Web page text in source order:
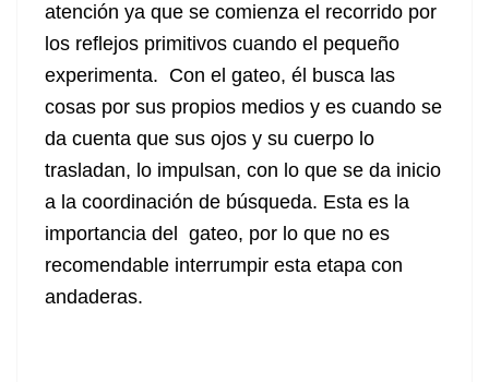
atención ya que se comienza el recorrido por
los reflejos primitivos cuando el pequeño
experimenta. Con el gateo, él busca las
cosas por sus propios medios y es cuando se
da cuenta que sus ojos y su cuerpo lo
trasladan, lo impulsan, con lo que se da inicio
a la coordinación de búsqueda. Esta es la
importancia del gateo, por lo que no es
recomendable interrumpir esta etapa con
andaderas.